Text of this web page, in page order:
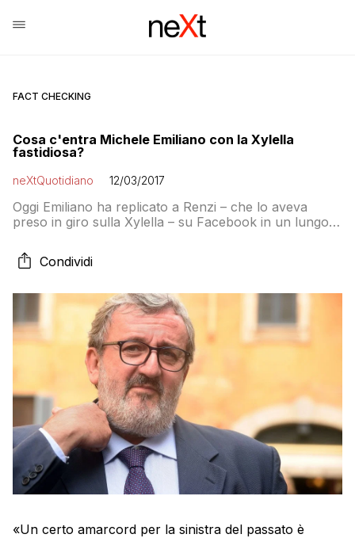
FACT CHECKING
Cosa c'entra Michele Emiliano con la Xylella
fastidiosa?
neXtQuotidiano 12/03/2017
Oggi Emiliano ha replicato a Renzi – che lo aveva
preso in giro sulla Xylella – su Facebook in un lungo
Sud. Ma cosa c’entra il governatore della Puglia con le
malattie degli ulivi? Andiamo a vedere di cosa si sta
Condividi
«Un certo amarcord per la sinistra del passato è